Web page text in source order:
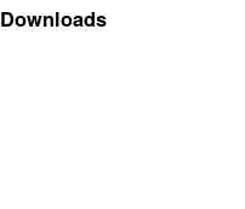
Downloads